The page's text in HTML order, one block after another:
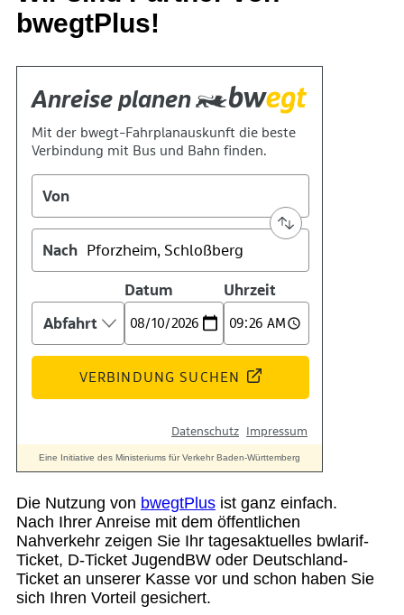
Standort
Suche
Menü Menü
bwegtPlus!
Die Nutzung von bwegtPlus ist ganz einfach.
Nach Ihrer Anreise mit dem öffentlichen
Nahverkehr zeigen Sie Ihr tagesaktuelles bwlarif-
Ticket, D-Ticket JugendBW oder Deutschland-
Ticket an unserer Kasse vor und schon haben Sie
sich Ihren Vorteil gesichert.